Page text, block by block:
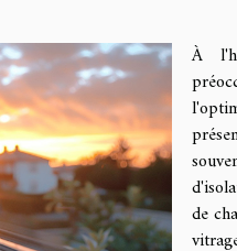
À
de